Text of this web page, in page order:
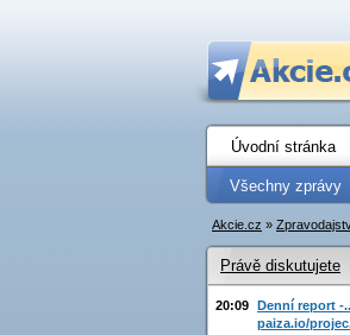
Úvodní stránka
Všechny zprávy
Akcie.cz »
Právě diskutujete
20:09 Denní report -
paiza.io/